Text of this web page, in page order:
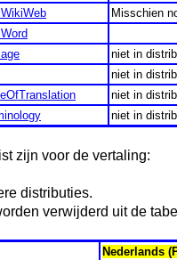
Misschien
niet in
niet in
niet in
niet in
zijn voor de vertaling:
distributies.
verwijderd uit de
Nederlands